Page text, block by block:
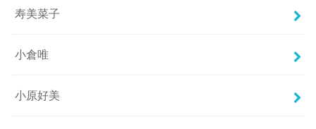
寿美菜子
小倉唯
小原好美